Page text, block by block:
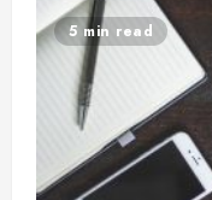
5 min read